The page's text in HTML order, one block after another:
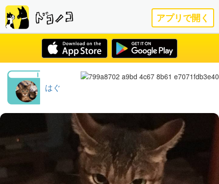
アプリで開く
はぐ